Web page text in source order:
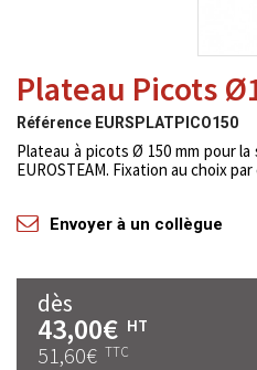
Plateau Picots
Référence EURSPLATPICO150
Plateau à picots Ø 150 mm pour
EUROSTEAM. Fixation au choix
Envoyer à un collègue
dès
43,00€ HT
51,60€ TTC